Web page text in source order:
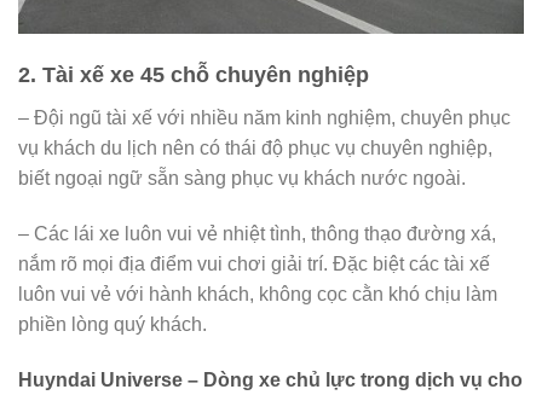
2. Tài xế xe 45 chỗ chuyên nghiệp
– Đội ngũ tài xế với nhiều năm kinh nghiệm, chuyên phục
vụ khách du lịch nên có thái độ phục vụ chuyên nghiệp,
biết ngoại ngữ sẵn sàng phục vụ khách nước ngoài.
– Các lái xe luôn vui vẻ nhiệt tình, thông thạo đường xá,
nắm rõ mọi địa điểm vui chơi giải trí. Đặc biệt các tài xế
luôn vui vẻ với hành khách, không cọc cằn khó chịu làm
phiền lòng quý khách.
Huyndai Universe – Dòng xe chủ lực trong dịch vụ cho